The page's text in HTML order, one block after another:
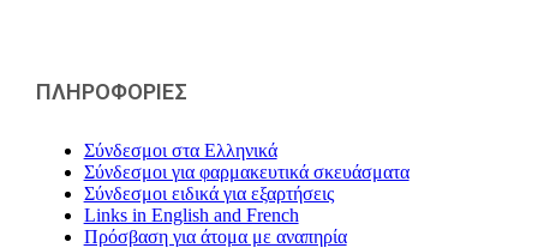
ΠΛΗΡΟΦΟΡΙΕΣ
Σύνδεσμοι στα Ελληνικά
Σύνδεσμοι για φαρμακευτικά σκευάσματα
Σύνδεσμοι ειδικά για εξαρτήσεις
Links in English and French
Πρόσβαση για άτομα με αναπηρία